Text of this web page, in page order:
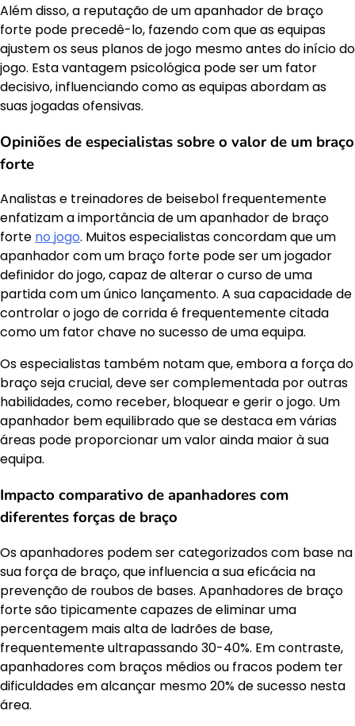
Além disso, a reputação de um apanhador de braço
forte pode precedê-lo, fazendo com que as equipas
ajustem os seus planos de jogo mesmo antes do início do
jogo. Esta vantagem psicológica pode ser um fator
decisivo, influenciando como as equipas abordam as
suas jogadas ofensivas.
Opiniões de especialistas sobre o valor de um braço
forte
Analistas e treinadores de beisebol frequentemente
enfatizam a importância de um apanhador de braço
forte no jogo. Muitos especialistas concordam que um
apanhador com um braço forte pode ser um jogador
definidor do jogo, capaz de alterar o curso de uma
partida com um único lançamento. A sua capacidade de
controlar o jogo de corrida é frequentemente citada
como um fator chave no sucesso de uma equipa.
Os especialistas também notam que, embora a força do
braço seja crucial, deve ser complementada por outras
habilidades, como receber, bloquear e gerir o jogo. Um
apanhador bem equilibrado que se destaca em várias
áreas pode proporcionar um valor ainda maior à sua
equipa.
Impacto comparativo de apanhadores com
diferentes forças de braço
Os apanhadores podem ser categorizados com base na
sua força de braço, que influencia a sua eficácia na
prevenção de roubos de bases. Apanhadores de braço
forte são tipicamente capazes de eliminar uma
percentagem mais alta de ladrões de base,
frequentemente ultrapassando 30-40%. Em contraste,
apanhadores com braços médios ou fracos podem ter
dificuldades em alcançar mesmo 20% de sucesso nesta
área.